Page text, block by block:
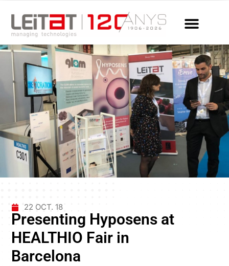
22 OCT. 18
Presenting Hyposens at
HEALTHIO Fair in
Barcelona